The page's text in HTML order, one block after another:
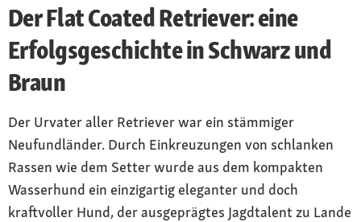
Der Flat Coated Retriever: eine
Erfolgsgeschichte in Schwarz und
Braun
Der Urvater aller Retriever war ein stämmiger
Neufundländer. Durch Einkreuzungen von schlanken
Rassen wie dem Setter wurde aus dem kompakten
Wasserhund ein einzigartig eleganter und doch
kraftvoller Hund, der ausgeprägtes Jagdtalent zu Lande